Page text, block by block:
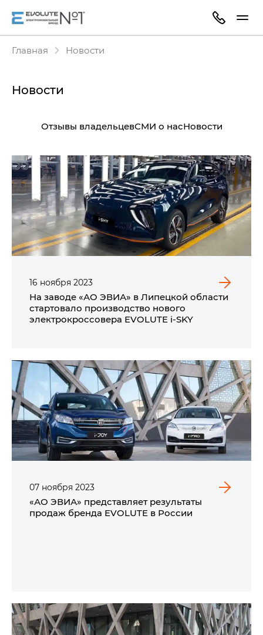
Главная Новости
Новости
Отзывы владельцевСМИ о насНовости
16 ноября 2023
На заводе «АО ЭВИА» в Липецкой области
стартовало производство нового
электрокроссовера EVOLUTE i‑SKY
07 ноября 2023
«АО ЭВИА» представляет результаты
продаж бренда EVOLUTE в России